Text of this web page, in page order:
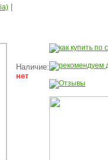
Наличие:
нет